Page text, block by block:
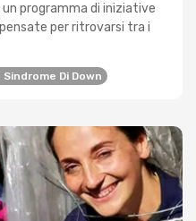
programma di iniziative
per ritrovarsi tra i
Di Down